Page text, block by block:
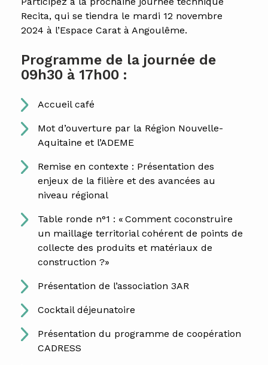
Recita, qui se tiendra le mardi 12 novembre
2024 à l’Espace Carat à Angoulême.
Programme de la journée de
09h30 à 17h00 :
Accueil café
Mot d’ouverture par la Région Nouvelle-
Aquitaine et l’ADEME
Remise en contexte : Présentation des
enjeux de la filière et des avancées au
niveau régional
Table ronde n°1 : « Comment coconstruire
un maillage territorial cohérent de points de
collecte des produits et matériaux de
construction ?»
Présentation de l’association 3AR
Cocktail déjeunatoire
Présentation du programme de coopération
CADRESS